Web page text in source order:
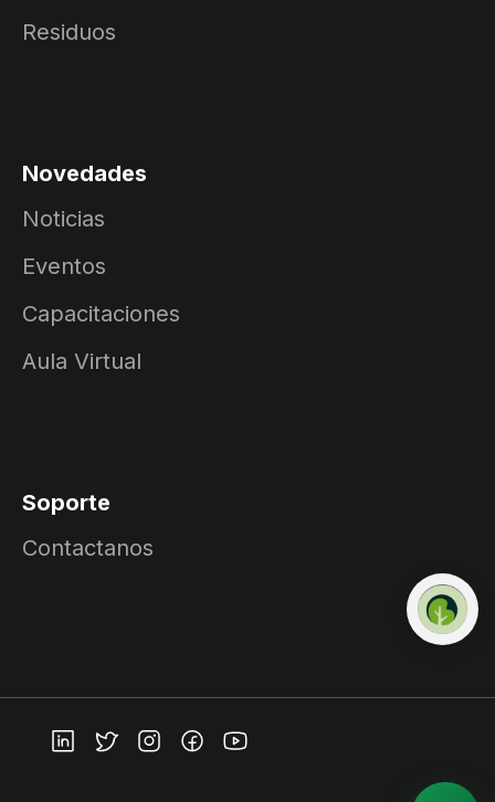
Residuos
Novedades
Noticias
Eventos
Capacitaciones
Aula Virtual
Soporte
Contactanos